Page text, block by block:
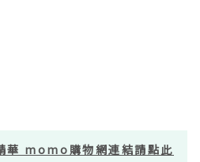
華 momo購物網連結請點此